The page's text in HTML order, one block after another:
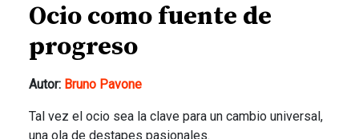
Ocio como fuente de
progreso
Autor: Bruno Pavone
Tal vez el ocio sea la clave para un cambio universal,
una ola de destapes pasionales.